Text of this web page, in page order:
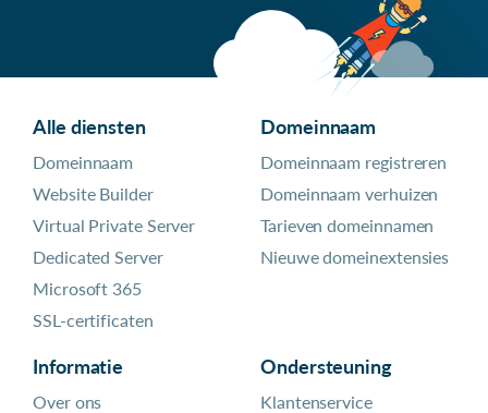
Alle diensten
Domeinnaam
Website Builder
Virtual Private Server
Dedicated Server
Microsoft 365
SSL-certificaten
Domeinnaam
Domeinnaam registreren
Domeinnaam verhuizen
Tarieven domeinnamen
Nieuwe domeinextensies
Informatie
Over ons
Ondersteuning
Klantenservice